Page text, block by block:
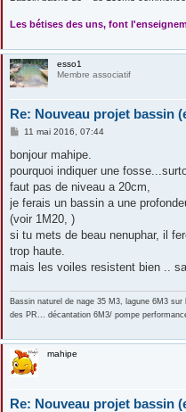
Les bétises des uns, font
esso1
Membre associatif
Re: Nouveau projet bassin
M
s
a
g
11 mai 2016, 07:44
bonjour mahipe.
pourquoi indiquer une
faut pas de niveau a 20cm,
je ferais un bassin a une
(voir 1M20, )
si tu mets de beau nenuphar, il
trop haute.
mais les voiles resistent bien ..
Bassin naturel de nage 35 M3, lagune 6M3
des PR... décantation 6M3/ pompe
mahipe
Re: Nouveau projet bassin